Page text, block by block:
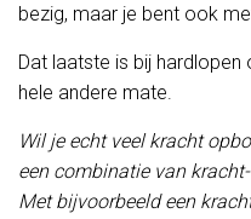
bezig, maar je bent ook
Dat laatste is bij
hele andere mate.
Wil je echt veel kracht
een combinatie van
Met bijvoorbeeld een